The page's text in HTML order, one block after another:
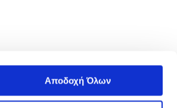
Αποδοχή Όλων